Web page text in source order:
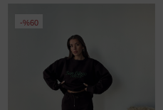
%60